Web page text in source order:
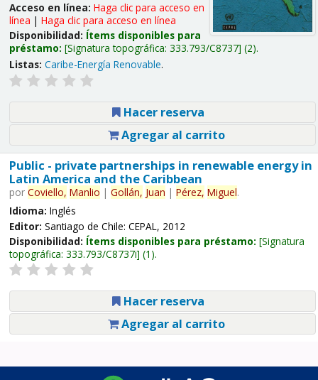
Acceso en línea: Haga clic para acceso en
línea | Haga clic para acceso en línea
Disponibilidad: Ítems disponibles para
préstamo: Signatura topográfica: 333.793/C8737 (2).
Listas: Caribe-Energía Renovable.
Hacer reserva
Agregar al carrito
Public - private partnerships in renewable energy in
Latin America and the Caribbean
por Coviello, Manlio | Gollán, Juan | Pérez, Miguel.
Idioma: Inglés
Editor: Santiago de Chile: CEPAL, 2012
Disponibilidad: Ítems disponibles para préstamo: Signatura
topográfica: 333.793/C8737i (1).
Hacer reserva
Agregar al carrito